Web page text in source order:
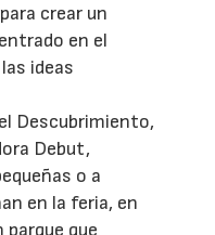
crear un
en el
ideas
Descubrimiento,
Debut,
o a
en la feria, en
parque que